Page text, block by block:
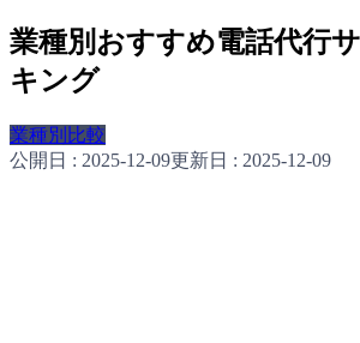
業種別おすすめ電話代行
キング
業種別比較
公開日 : 2025-12-09更新日 : 2025-12-09